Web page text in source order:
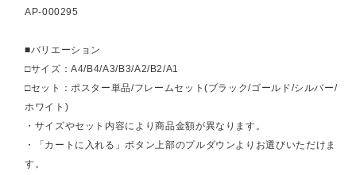
AP-000295
■バリエーション
□サイズ：A4/B4/A3/B3/A2/B2/A1
□セット：ポスター単品/フレームセット(ブラック/ゴールド/シルバー/
ホワイト)
・サイズやセット内容により商品金額が異なります。
・「カートに入れる」ボタン上部のプルダウンよりお選びいただけま
す。